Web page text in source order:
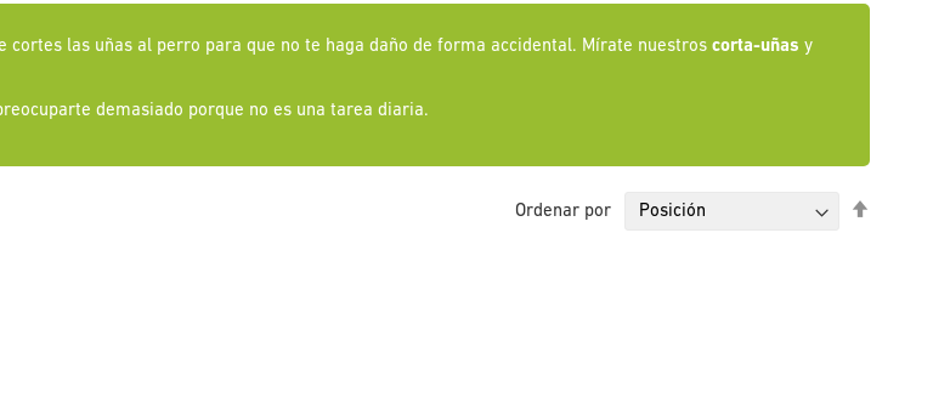
las uñas al perro para que no te haga daño de forma accidental. Mírate nuestros corta-uñas y
demasiado porque no es una tarea diaria.
Ordenar por